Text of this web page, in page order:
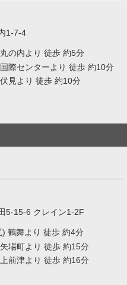
1-7-4
の内より 徒歩 約5分
際センターより 徒歩 約10分
見より 徒歩 約10分
5-15-6 クレイン1-2F
鶴舞より 徒歩 約4分
場町より 徒歩 約15分
前津より 徒歩 約16分